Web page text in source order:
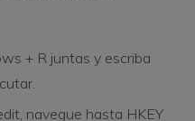
+ R juntas y escriba
navegue hasta HKEY